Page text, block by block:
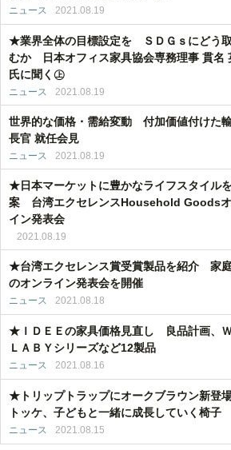
ニュース 2021.08.19
★業界全体の目標設定を ＳＤＧｓにどう
むか 日本オフィス家具協会専務理事 貫名
氏に聞く㊤
ニュース 2021.08.19
世界的な価格・需給変動 付加価値付けた
長官 就任会見
ニュース 2021.08.19
★日本マーケットに豊かなライフスタイル
案 台湾エクセレンスHousehold Goodsオ
イン発表会
2021.08.19
★台湾エクセレンス賞受賞製品を紹介 家
のオンライン発表会を開催
ニュース 2021.08.18
★ＩＤＥＥの家具価格見直し 良品計画、
ＬＡＢＹシリーズなど12製品
ニュース 2021.08.16
★トリップトラップにオークブラウン新登
トッケ、子どもと一緒に成長していく椅子
ニュース 2021.08.15